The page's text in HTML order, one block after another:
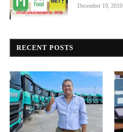
December 19, 2019
RECENT POSTS